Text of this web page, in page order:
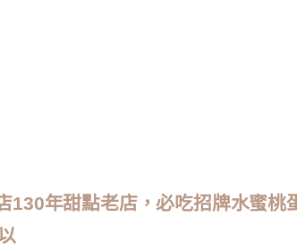
130年甜點老店，必吃招牌水蜜桃